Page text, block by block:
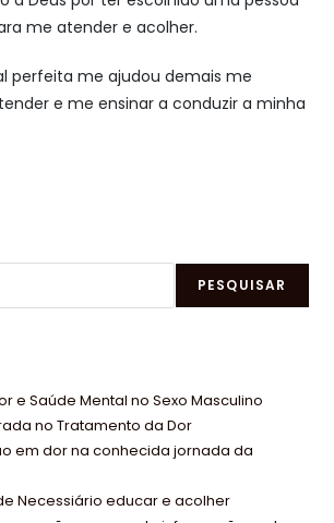
me atender e acolher.
perfeita me ajudou demais me
e me ensinar a conduzir a minha
PESQUISAR
e Saúde Mental no Sexo Masculino
no Tratamento da Dor
em dor na conhecida jornada da
Necessiário educar e acolher